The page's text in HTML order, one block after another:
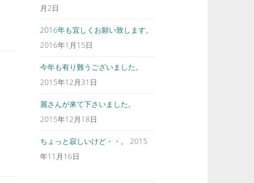
月2日
2016年も宜しくお願い致します。
2016年1月15日
今年も有り難うございました。
2015年12月31日
麗さんが来て下さいました。
2015年12月18日
ちょっと寂しいけど・・。
2015
年11月16日